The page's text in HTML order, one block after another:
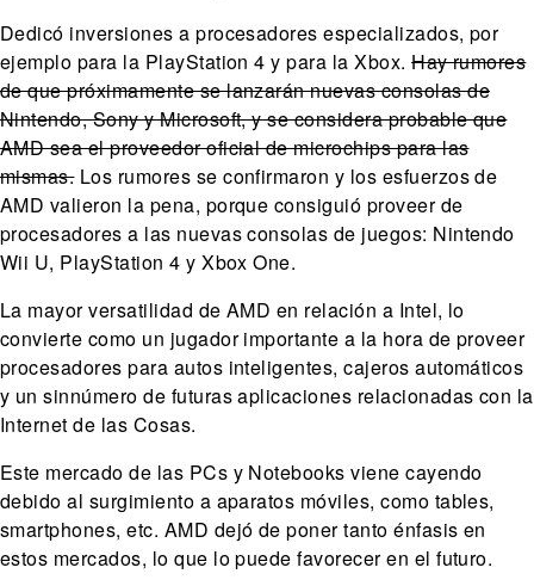
Dedicó inversiones a procesadores especializados, por
ejemplo para la PlayStation 4 y para la Xbox.Hay rumores
de que próximamente se lanzarán nuevas consolas de
Nintendo, Sony y Microsoft, y se considera probable que
AMD sea el proveedor oficial de microchips para las
mismas.Los rumores se confirmaron y los esfuerzos de
AMD valieron la pena, porque consiguió proveer de
procesadores a las nuevas consolas de juegos: Nintendo
Wii U, PlayStation 4 y Xbox One.
La mayor versatilidad de AMD en relación a Intel, lo
convierte como un jugador importante a la hora de proveer
procesadores para autos inteligentes, cajeros automáticos
y un sinnúmero de futuras aplicaciones relacionadas con la
Internet de las Cosas.
Este mercado de las PCs y Notebooks viene cayendo
debido al surgimiento a aparatos móviles, como tables,
smartphones, etc. AMD dejó de poner tanto énfasis en
estos mercados, lo que lo puede favorecer en el futuro.